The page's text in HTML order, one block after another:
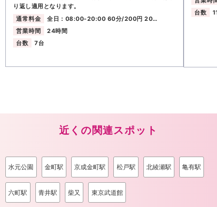
り返し適用となります。
通常料金
全日：08:00-20:00 60分/200円 20…
営業時間
24時間
台数
7台
台数
近くの関連スポット
水元公園 金町駅 京成金町駅 松戸駅 北綾瀬駅 亀有駅
六町駅 青井駅 柴又 東京武道館